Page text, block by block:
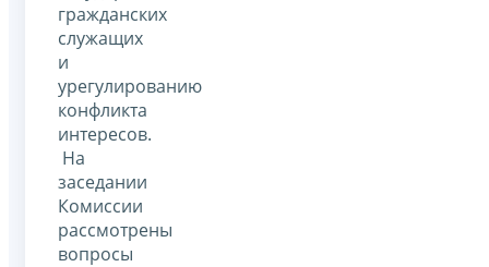
гражданских
служащих
и
урегулированию
конфликта
интересов.
На
заседании
Комиссии
рассмотрены
вопросы